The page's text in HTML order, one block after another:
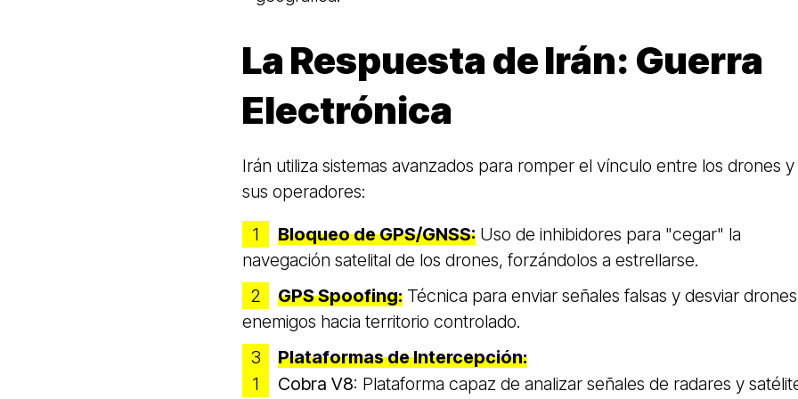
La Respuesta de Irán: Guerra
Electrónica
Irán utiliza sistemas avanzados para romper el vínculo entre los drones y
sus operadores:
Bloqueo de GPS/GNSS: Uso de inhibidores para "cegar" la
navegación satelital de los drones, forzándolos a estrellarse.
GPS Spoofing: Técnica para enviar señales falsas y desviar drones
enemigos hacia territorio controlado.
Plataformas de Intercepción:
Cobra V8: Plataforma capaz de analizar señales de radares y